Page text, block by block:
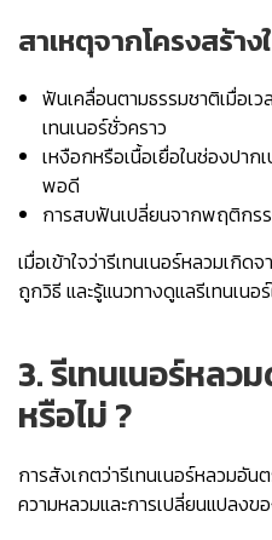
สาเหตุจากโครงสร้า
ฟันเคลื่อนตามธรรมชาติเมื่อเว
เทนเนอร์ชั่วคราว
เหงือกหรือเนื้อเยื่อในช่องปาก
พอดี
การสบฟันเปลี่ยนจากพฤติกร
เมื่อเข้าใจว่ารีเทนเนอร์หลวมเกิด
ถูกวิธี และรู้แนวทางดูแลรีเทนเนอ
3.รีเทนเนอร์หลว
หรือไม่ ?
การสังเกตว่ารีเทนเนอร์หลวมอัน
ความหลวมและการเปลี่ยนแปลง